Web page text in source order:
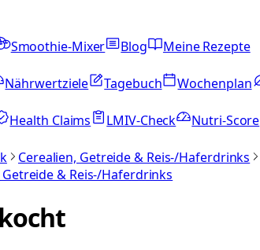
Smoothie-Mixer Blog
Meine Rezepte
Nährwertziele Tagebuch Wochenplan
Health Claims LMIV-Check Nutri-Score
Cerealien, Getreide & Reis-/Haferdrinks
& Reis-/Haferdrinks